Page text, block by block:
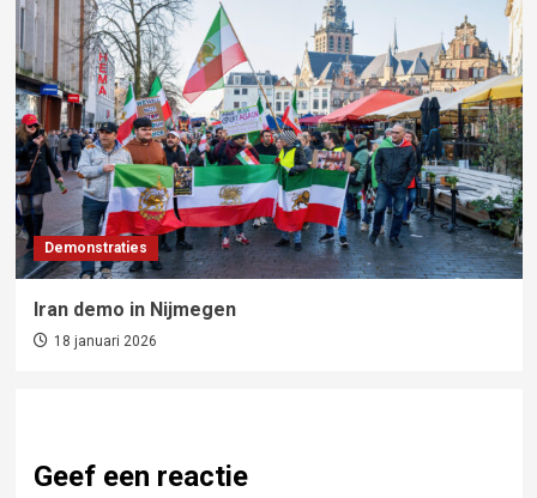
Demonstraties
Iran demo in Nijmegen
18 januari 2026
Geef een reactie